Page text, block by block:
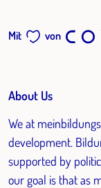
Mit von
About Us
We at
development.
supported by
our goal is that as